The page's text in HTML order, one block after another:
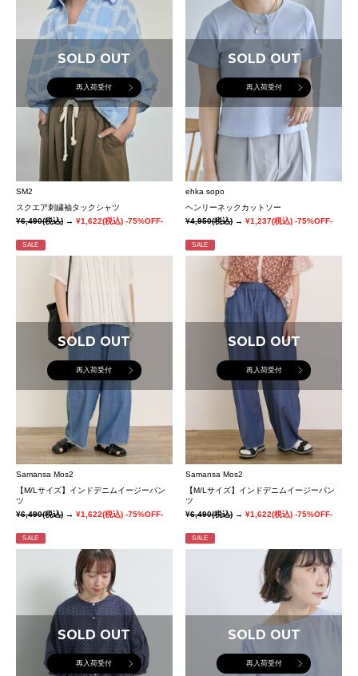
SOLD OUT
再入荷受付
SM2
スクエア刺繍袖タックシャツ
¥6,490(税込) → ¥1,622(税込) -75%OFF-
SOLD OUT
再入荷受付
ehka sopo
ヘンリーネックカットソー
¥4,950(税込)→¥1,237(税込) -75%OFF-
SALE
SOLD OUT
再入荷受付
Samansa Mos2
【M/Lサイズ】インドデニムイージーパン
ツ
¥6,490(税込) → ¥1,622(税込) -75%OFF-
SALE
SOLD OUT
再入荷受付
Samansa Mos2
【M/Lサイズ】インドデニムイージーパン
ツ
¥6,490(税込)→¥1,622(税込) -75%OFF-
SALE
SOLD OUT
再入荷受付
SALE
SOLD OUT
再入荷受付